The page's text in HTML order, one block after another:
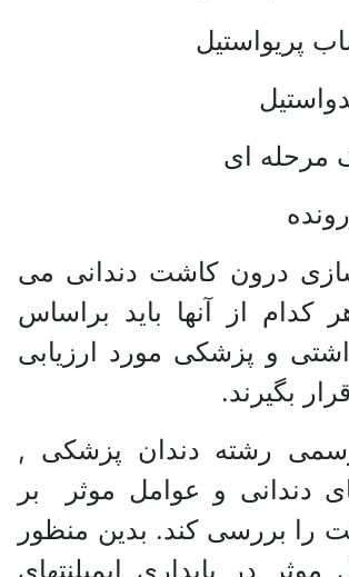
پریواستیل
مرحله ای
درون کاشت دندانی می
کدام از آنها باید براساس
و پزشکی مورد ارزیابی
بگیرند.
رشته دندان پزشکی ,
دندانی و عوامل موثر بر
را بررسی کند. بدین منظور
موثر در پایداری ایمپلنتهای